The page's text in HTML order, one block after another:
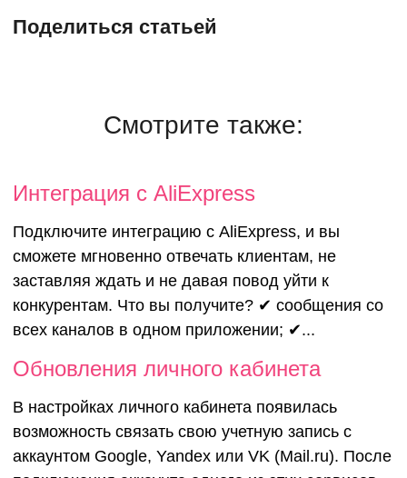
Поделиться статьей
Смотрите также:
Интеграция с AliExpress
Подключите интеграцию с AliExpress, и вы
сможете мгновенно отвечать клиентам, не
заставляя ждать и не давая повод уйти к
конкурентам. Что вы получите? ✔ сообщения со
всех каналов в одном приложении; ✔...
Обновления личного кабинета
В настройках личного кабинета появилась
возможность связать свою учетную запись с
аккаунтом Google, Yandex или VK (Mail.ru). После